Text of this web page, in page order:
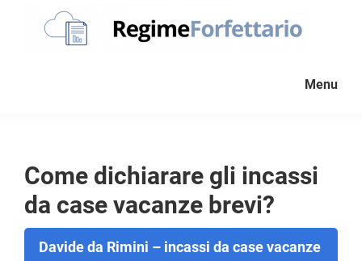
partita
Iva
forfettaria
Menu
Come dichiarare gli incassi
da case vacanze brevi?
Davide da Rimini – incassi da case vacanze